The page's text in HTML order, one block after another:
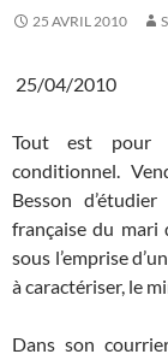
25 AVRIL 2010
25/04/2010
Tout est pour
conditionnel.
Besson
française du mari
sous l’emprise
à caractériser, le
Dans son